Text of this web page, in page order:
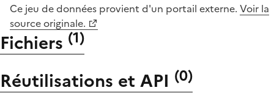
Ce jeu de données provient d'un portail externe. Voir la
source originale.
Fichiers (1)
Réutilisations et API (0)